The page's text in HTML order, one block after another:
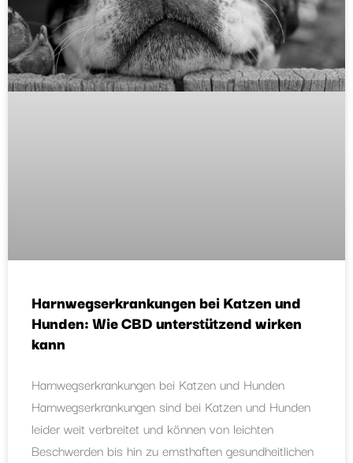
Harnwegserkrankungen bei Katzen und
Hunden: Wie CBD unterstützend wirken
kann
Harnwegserkrankungen bei Katzen und Hunden
Harnwegserkrankungen sind bei Katzen und Hunden
leider weit verbreitet und können von leichten
Beschwerden bis hin zu ernsthaften gesundheitlichen